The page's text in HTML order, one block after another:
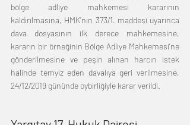
bölge adliye mahkemesi kararının
kaldırılmasına, HMK’nın 373/1. maddesi uyarınca
dava dosyasının ilk derece mahkemesine,
kararın bir örneğinin Bölge Adliye Mahkemesi’ne
gönderilmesine ve peşin alınan harcın istek
halinde temyiz eden davalıya geri verilmesine,
24/12/2019 gününde oybirliğiyle karar verildi.